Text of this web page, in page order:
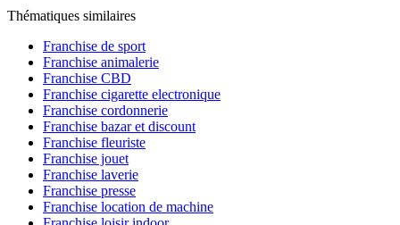
Thématiques similaires
Franchise de sport
Franchise animalerie
Franchise CBD
Franchise cigarette electronique
Franchise cordonnerie
Franchise bazar et discount
Franchise fleuriste
Franchise jouet
Franchise laverie
Franchise presse
Franchise location de machine